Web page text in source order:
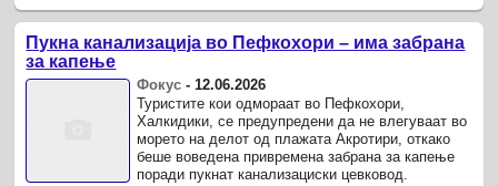
Пукна канализација во Пефкохори – има забрана
за капење
Фокус - 12.06.2026
Туристите кои одмораат во Пефкохори,
Халкидики, се предупредени да не влегуваат во
морето на делот од плажата Акротири, откако
беше воведена привремена забрана за капење
поради пукнат канализациски цевковод.